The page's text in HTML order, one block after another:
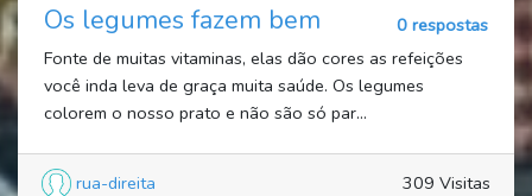
Os legumes fazem bem
0 respostas
Fonte de muitas vitaminas, elas dão cores as refeições
você inda leva de graça muita saúde. Os legumes
colorem o nosso prato e não são só par...
rua-direita 309 Visitas